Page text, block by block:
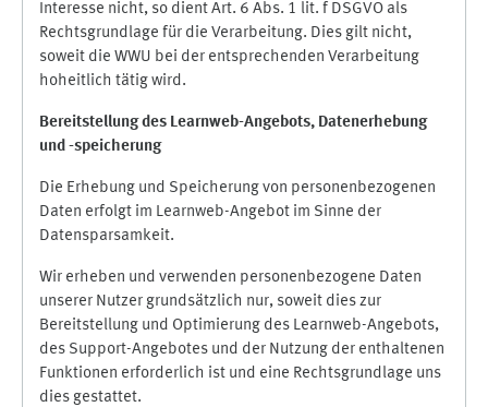
Interesse nicht, so dient Art. 6 Abs. 1 lit. f DSGVO als
Rechtsgrundlage für die Verarbeitung. Dies gilt nicht,
soweit die WWU bei der entsprechenden Verarbeitung
hoheitlich tätig wird.
Bereitstellung des Learnweb-Angebots, Datenerhebung
und -speicherung
Die Erhebung und Speicherung von personenbezogenen
Daten erfolgt im Learnweb-Angebot im Sinne der
Datensparsamkeit.
Wir erheben und verwenden personenbezogene Daten
unserer Nutzer grundsätzlich nur, soweit dies zur
Bereitstellung und Optimierung des Learnweb-Angebots,
des Support-Angebotes und der Nutzung der enthaltenen
Funktionen erforderlich ist und eine Rechtsgrundlage uns
dies gestattet.